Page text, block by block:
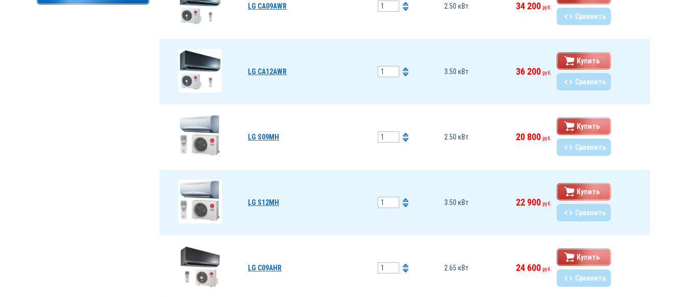
LG CA09AWR 2.50 кВт 34 200 руб.
Сравнить
LG CA12AWR 3.50 кВт 36 200 руб.
Купить
Сравнить
LG S09MH 2.50 кВт 20 800 руб.
Купить
Сравнить
LG S12MH 3.50 кВт 22 900 руб.
Купить
Сравнить
LG C09AHR 2.65 кВт 24 600 руб.
Купить
Сравнить